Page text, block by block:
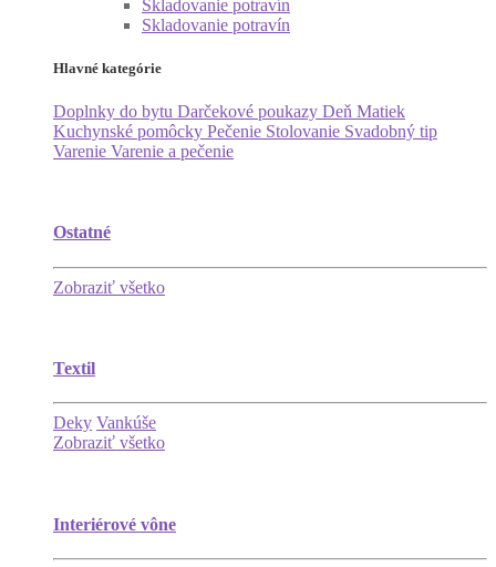
Skladovanie potravín
Skladovanie potravín
Hlavné kategórie
Doplnky do bytu Darčekové poukazy Deň Matiek
Kuchynské pomôcky Pečenie Stolovanie Svadobný tip
Varenie Varenie a pečenie
Ostatné
Zobraziť všetko
Textil
Deky Vankúše
Zobraziť všetko
Interiérové vône